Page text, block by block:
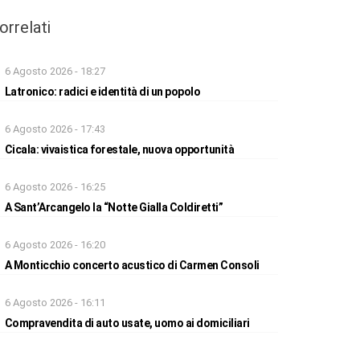
6 Agosto 2026 - 18:27
Latronico: radici e identità di un popolo
6 Agosto 2026 - 17:43
Cicala: vivaistica forestale, nuova opportunità
6 Agosto 2026 - 16:25
A Sant’Arcangelo la “Notte Gialla Coldiretti”
6 Agosto 2026 - 16:20
A Monticchio concerto acustico di Carmen Consoli
6 Agosto 2026 - 16:11
Compravendita di auto usate, uomo ai domiciliari